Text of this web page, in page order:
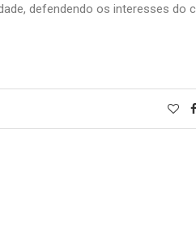
defendendo os interesses do